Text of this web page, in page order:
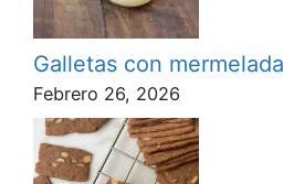
Galletas con mermelada
Febrero 26, 2026